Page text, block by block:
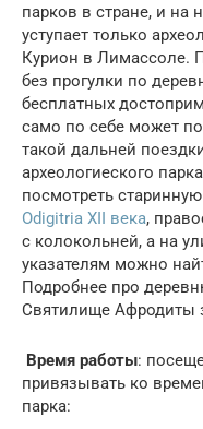
парков в стране, и на
уступает только
Курион в Лимассоле.
без прогулки по
бесплатных
само по себе может
такой дальней
археологиеского
посмотреть
Odigitria XII века,
с колокольней, а на
указателям можно
Подробнее про
Святилище Афродиты
Время работы:
привязывать ко
парка: